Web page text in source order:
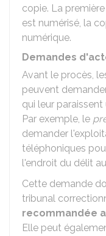
copie. La
est numérisé, la
numérique.
Demandes
Avant le procès,
peuvent
qui leur
Par exemple, le
demander
téléphoniques
l'endroit du délit
Cette demande
tribunal
recommandée
Elle peut